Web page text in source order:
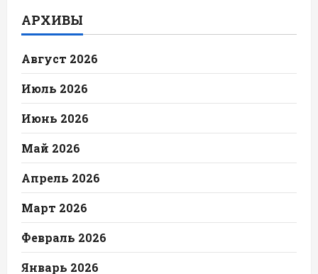
АРХИВЫ
Август 2026
Июль 2026
Июнь 2026
Май 2026
Апрель 2026
Март 2026
Февраль 2026
Январь 2026